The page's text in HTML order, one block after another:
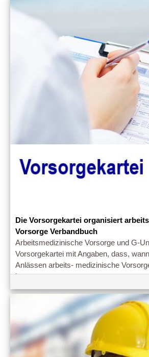
Die Vorsorgekartei organisiert
Vorsorge Verbandbuch
Arbeitsmedizinische Vorsorge und G-
Vorsorgekartei mit Angaben, dass,
Anlässen arbeits- medizinische
hat.